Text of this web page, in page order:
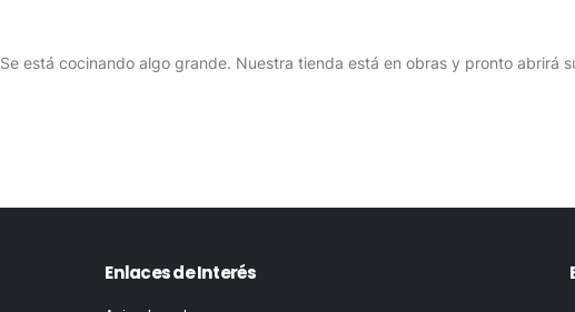
Se está cocinando algo grande. Nuestra tienda está en obras y pronto abrirá
Enlaces de Interés